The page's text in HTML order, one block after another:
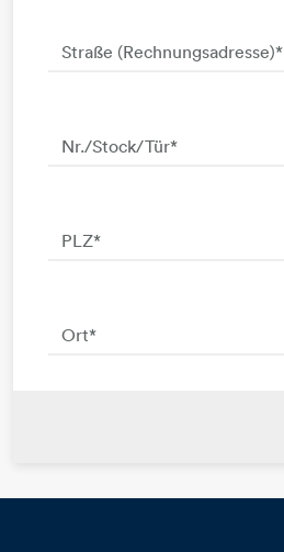
Straße (Rechnungsadresse)*
Nr./Stock/Tür*
PLZ*
Ort*